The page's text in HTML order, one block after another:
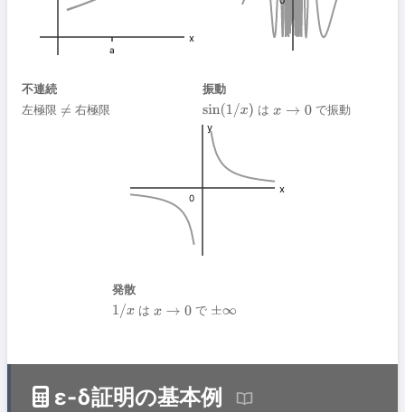
x
a
不連続
左極限 ≠ 右極限
振動
sin(1/x) はx→0 で振動
x
y
0
発散
1/x はx→0 で ±∞
ε-δ証明の基本例